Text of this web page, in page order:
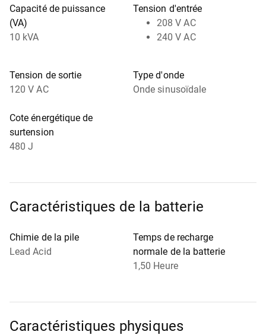
Capacité de puissance
(VA)
10 kVA
Tension d'entrée
208 V AC
240 V AC
Tension de sortie
120 V AC
Type d'onde
Onde sinusoïdale
Cote énergétique de
surtension
480 J
Caractéristiques de la batterie
Chimie de la pile
Lead Acid
Temps de recharge
normale de la batterie
1,50 Heure
Caractéristiques physiques